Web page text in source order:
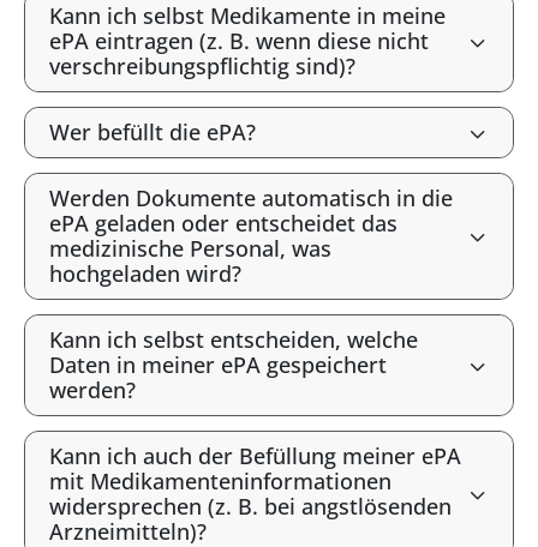
Kann ich selbst Medikamente in meine
ePA eintragen (z. B. wenn diese nicht
verschreibungspflichtig sind)?
Wer befüllt die ePA?
Werden Dokumente automatisch in die
ePA geladen oder entscheidet das
medizinische Personal, was
hochgeladen wird?
Kann ich selbst entscheiden, welche
Daten in meiner ePA gespeichert
werden?
Kann ich auch der Befüllung meiner ePA
mit Medikamenteninformationen
widersprechen (z. B. bei angstlösenden
Arzneimitteln)?